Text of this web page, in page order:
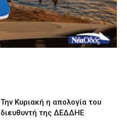
Την Κυριακή η απολογία του
διευθυντή της ΔΕΔΔΗΕ